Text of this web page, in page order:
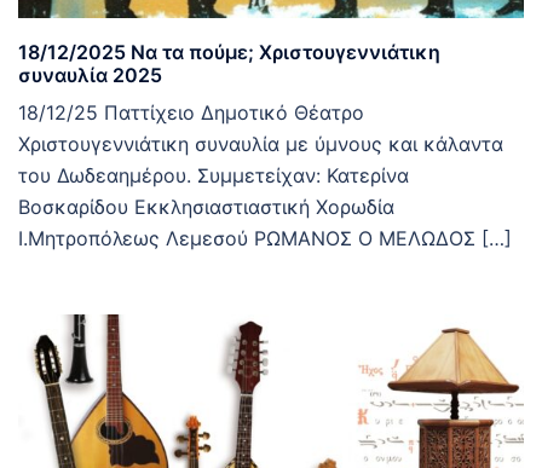
18/12/2025 Να τα πούμε; Χριστουγεννιάτικη
συναυλία 2025
18/12/25 Παττίχειο Δημοτικό Θέατρο
Χριστουγεννιάτικη συναυλία με ύμνους και κάλαντα
του Δωδεαημέρου. Συμμετείχαν: Κατερίνα
Βοσκαρίδου Εκκλησιαστιαστική Χορωδία
Ι.Μητροπόλεως Λεμεσού ΡΩΜΑΝΟΣ Ο ΜΕΛΩΔΟΣ […]